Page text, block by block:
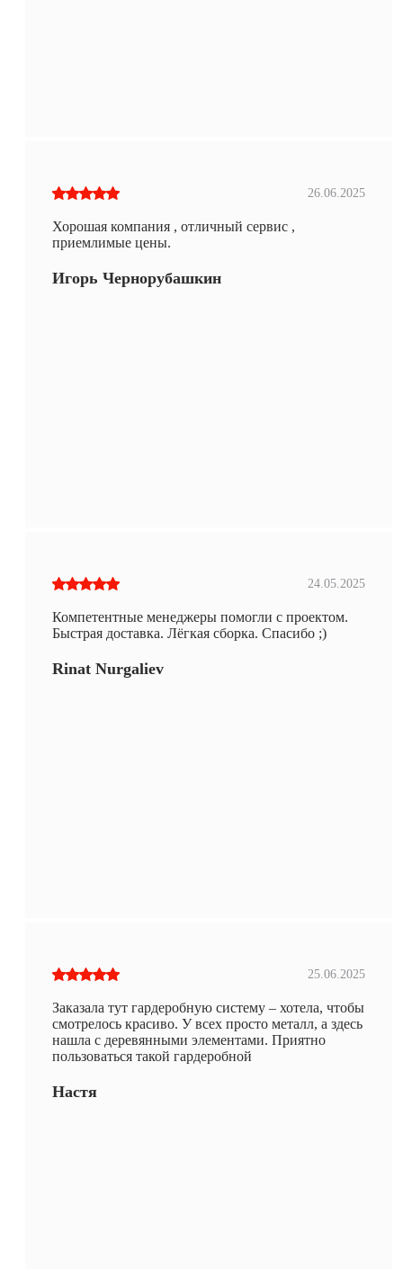
26.06.2025
Хорошая компания , отличный сервис ,
приемлимые цены.
Игорь Чернорубашкин
24.05.2025
Компетентные менеджеры помогли с проектом.
Быстрая доставка. Лёгкая сборка. Спасибо ;)
Rinat Nurgaliev
25.06.2025
Заказала тут гардеробную систему – хотела, чтобы
смотрелось красиво. У всех просто металл, а здесь
нашла с деревянными элементами. Приятно
пользоваться такой гардеробной
Настя